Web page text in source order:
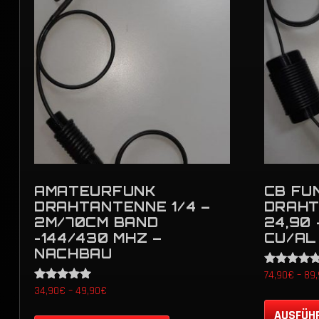
AMATEURFUNK
DRAHTANTENNE 1/4 –
2M/70CM BAND
-144/430 MHZ –
NACHBAU
Bewertet mit
34,90€ – 49,90€Preisspanne:
CB
24,90
CU/AL
Bewertet
74,90€ –